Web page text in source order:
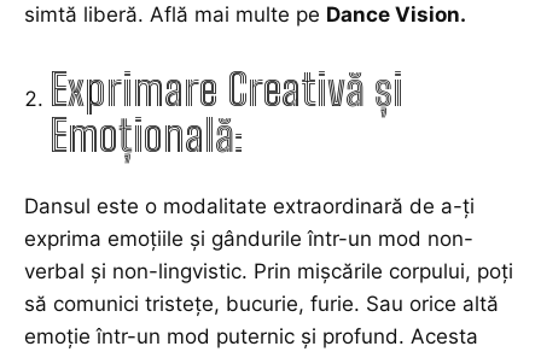
simtă liberă. Află mai multe pe Dance Vision.
Exprimare Creativă și
Emoțională:
Dansul este o modalitate extraordinară de a-ți
exprima emoțiile și gândurile într-un mod non-
verbal și non-lingvistic. Prin mișcările corpului, poți
să comunici tristețe, bucurie, furie. Sau orice altă
emoție într-un mod puternic și profund. Acesta